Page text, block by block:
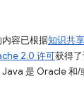
容已根据知识共
2.0 许可获得
Java 是 Oracle 和/